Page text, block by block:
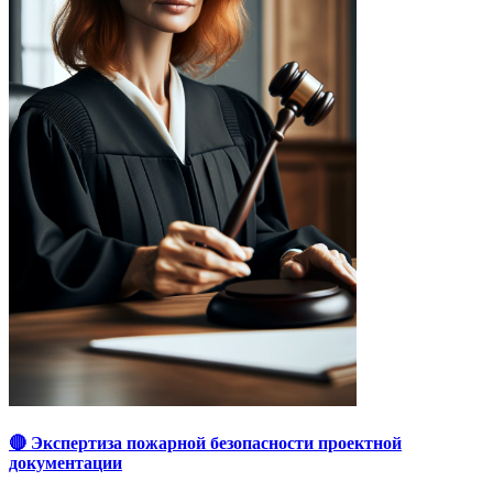
🔴 Экспертиза пожарной безопасности проектной
документации